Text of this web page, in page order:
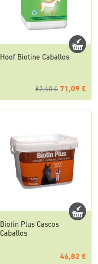
Hoof Biotine Caballos
82,40 € 71,09 €
Biotin Plus Cascos
Caballos
46,82 €